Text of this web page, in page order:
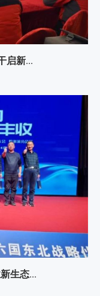
启新...
生态...